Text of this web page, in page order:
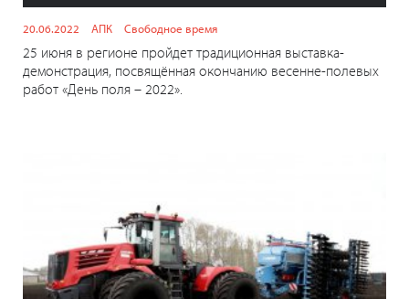
20.06.2022 АПК Свободное время
25 июня в регионе пройдет традиционная выставка-
демонстрация, посвящённая окончанию весенне-полевых
работ «День поля – 2022».